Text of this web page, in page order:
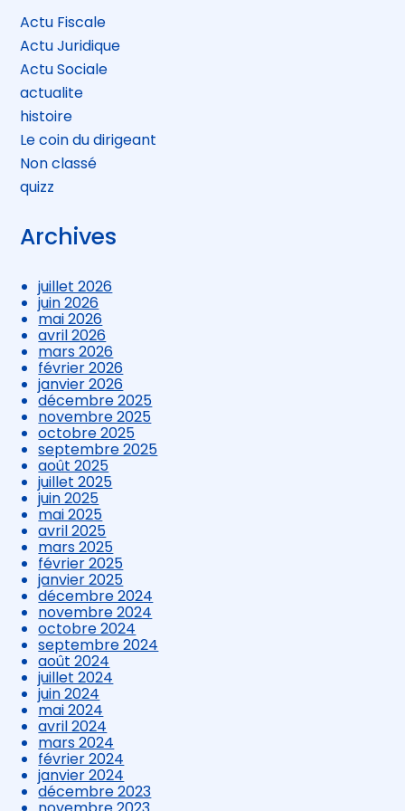
Actu Fiscale
Actu Juridique
Actu Sociale
actualite
histoire
Le coin du dirigeant
Non classé
quizz
Archives
juillet 2026
juin 2026
mai 2026
avril 2026
mars 2026
février 2026
janvier 2026
décembre 2025
novembre 2025
octobre 2025
septembre 2025
août 2025
juillet 2025
juin 2025
mai 2025
avril 2025
mars 2025
février 2025
janvier 2025
décembre 2024
novembre 2024
octobre 2024
septembre 2024
août 2024
juillet 2024
juin 2024
mai 2024
avril 2024
mars 2024
février 2024
janvier 2024
décembre 2023